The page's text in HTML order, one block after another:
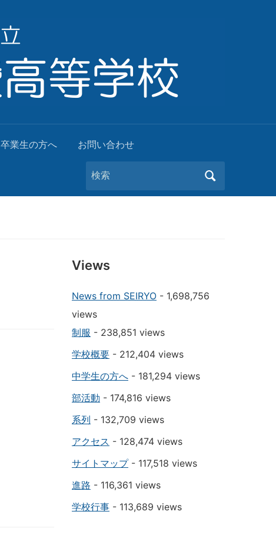
卒業生の方へ お問い合わせ
Search
for:
Views
News from SEIRYO - 1,698,756
views
制服 - 238,851 views
学校概要 - 212,404 views
中学生の方へ - 181,294 views
部活動 - 174,816 views
系列 - 132,709 views
アクセス - 128,474 views
サイトマップ- 117,518 views
進路 - 116,361 views
学校行事 - 113,689 views